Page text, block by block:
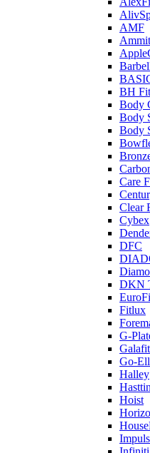
AMF
BH
Body
Body
Body
Care
Clear
Cybex
DFC
DKN
Fitlux
G-
Galafit
Go-
Halley
Hoist